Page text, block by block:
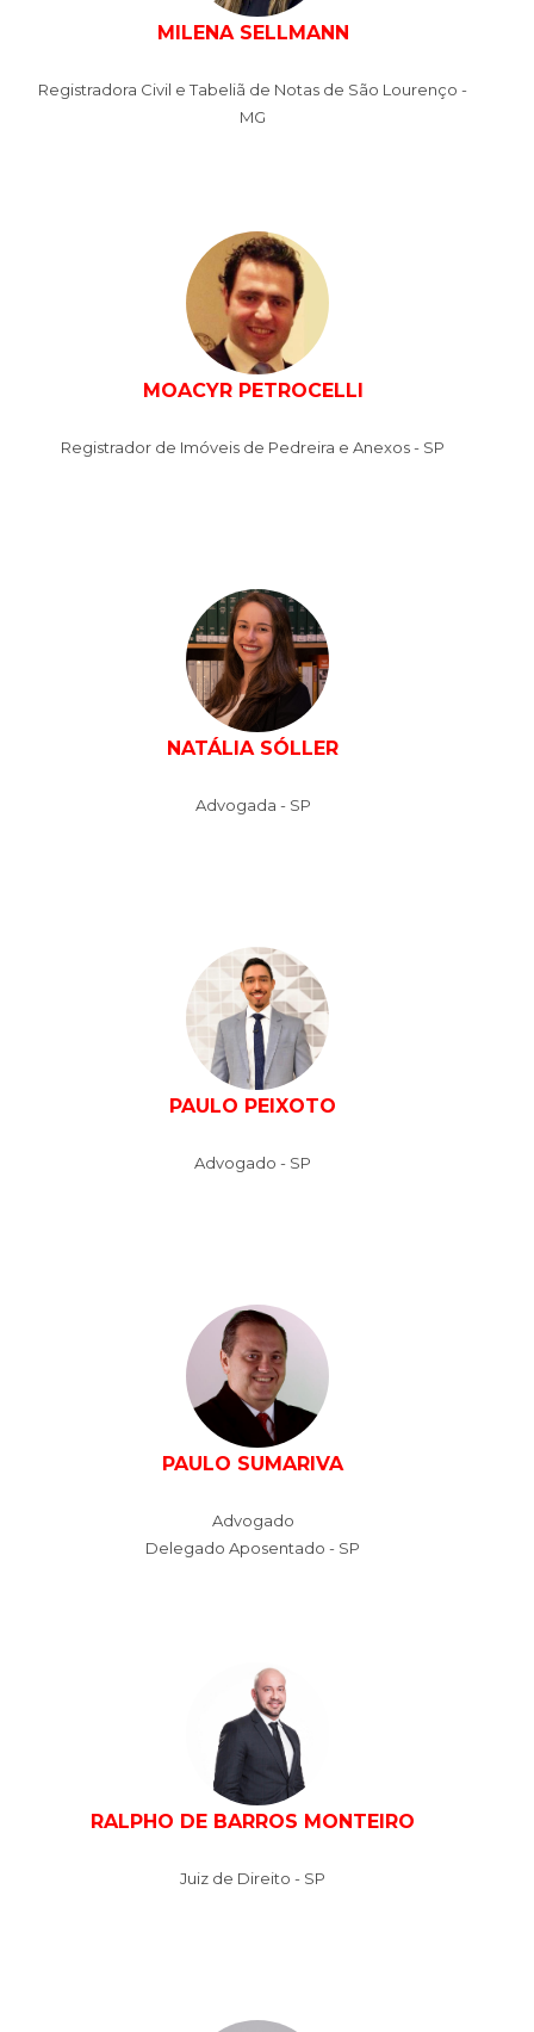
MILENA SELLMANN
Registradora Civil e Tabeliã de Notas de São Lourenço -
MG
MOACYR PETROCELLI
Registrador de Imóveis de Pedreira e Anexos - SP
NATÁLIA SÓLLER
Advogada - SP
PAULO PEIXOTO
Advogado - SP
PAULO SUMARIVA
Advogado
Delegado Aposentado - SP
RALPHO DE BARROS MONTEIRO
Juiz de Direito - SP